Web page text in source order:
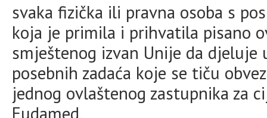
svaka fizička ili pravna osoba s
koja je primila i prihvatila pisano
smještenog izvan Unije da djeluje
posebnih zadaća koje se tiču
jednog ovlaštenog zastupnika za
Eudamed.